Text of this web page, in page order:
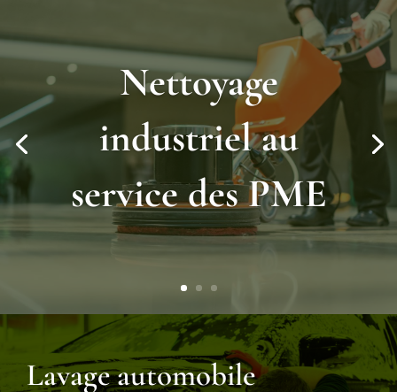
Nettoyage
industriel au
service des PME
Lavage automobile